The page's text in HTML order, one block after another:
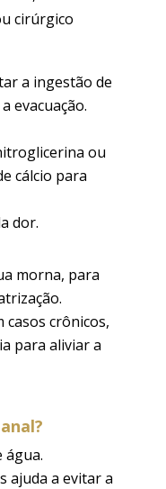
cirúrgico
a ingestão de
evacuação.
ou
cálcio para
dor.
morna, para
casos crônicos,
para aliviar a
água.
ajuda a evitar a